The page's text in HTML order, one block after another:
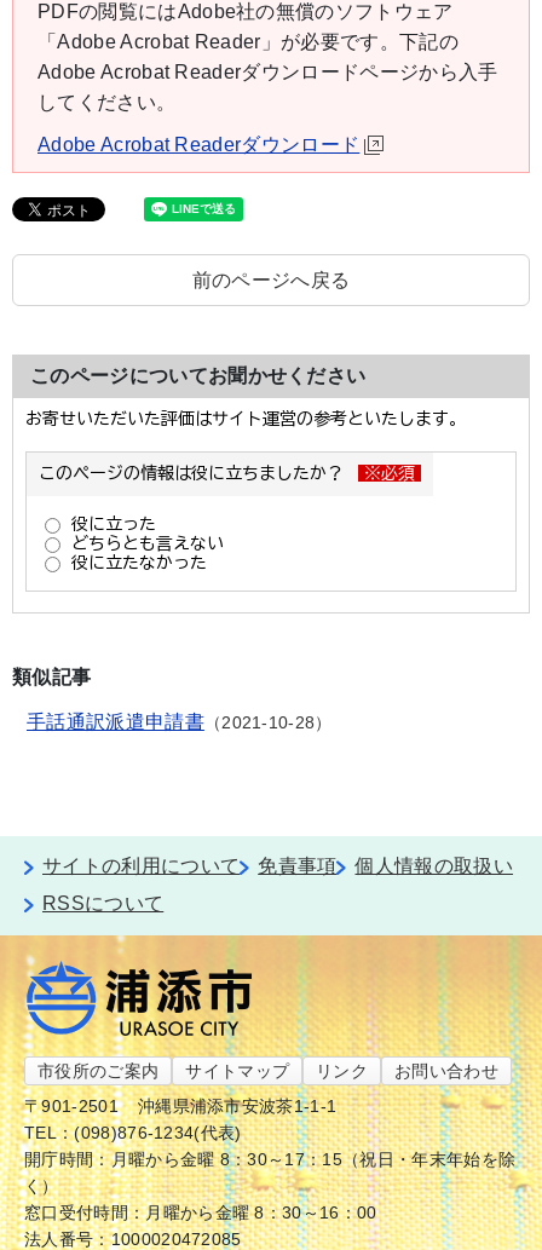
PDFの閲覧にはAdobe社の無償のソフトウェア
「Adobe Acrobat Reader」が必要です。下記の
Adobe Acrobat Readerダウンロードページから入手
してください。
Adobe Acrobat Readerダウンロード
前のページへ戻る
このページについてお聞かせください
類似記事
手話通訳派遣申請書 2021-10-28
サイトの利用について 免責事項
個人情報の取扱い
RSSについて
市役所のご案内 サイトマップ リンク
お問い合わせ
〒901-2501
沖縄県浦添市安波茶1-1-1
TEL：(098)876-1234(代表)
開庁時間：月曜から金曜 8：30～17：15（祝日・年末年始を除
く）
窓口受付時間：月曜から金曜 8：30～16：00
法人番号：1000020472085